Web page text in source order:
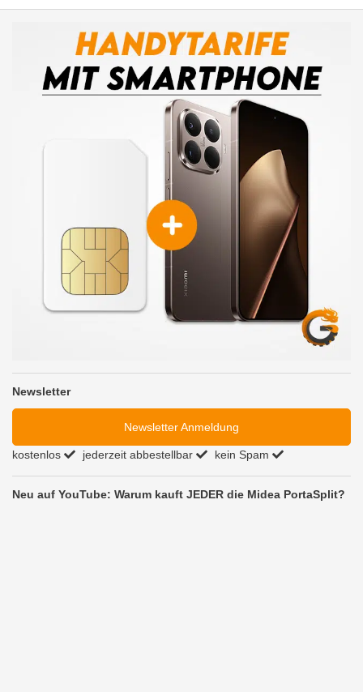
Newsletter
Newsletter Anmeldung
kostenlos jederzeit abbestellbar kein Spam
Neu auf YouTube: Warum kauft JEDER die Midea PortaSplit?